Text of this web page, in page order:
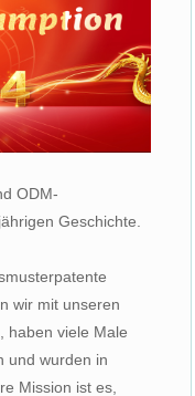
ODM-
Geschichte.
wir mit unseren
haben viele Male
und wurden in
Mission ist es,